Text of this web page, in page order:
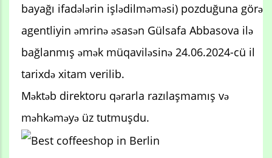
bayağı ifadələrin işlədilməməsi) pozduğuna görə
agentliyin əmrinə əsasən Gülsafa Abbasova ilə
bağlanmış əmək müqaviləsinə 24.06.2024-cü il
tarixdə xitam verilib.
Məktəb direktoru qərarla razılaşmamış və
məhkəməyə üz tutmuşdu.